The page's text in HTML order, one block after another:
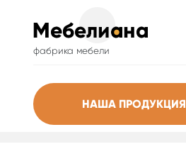
фабрика мебели
НАША ПРОДУКЦИЯ